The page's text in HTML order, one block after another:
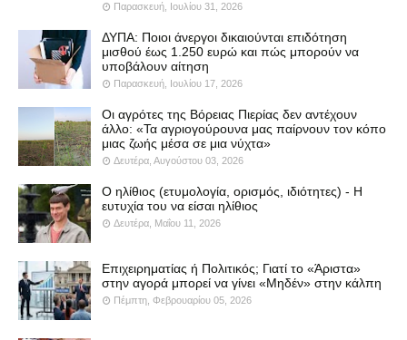
Παρασκευή, Ιουλίου 31, 2026
ΔΥΠΑ: Ποιοι άνεργοι δικαιούνται επιδότηση
μισθού έως 1.250 ευρώ και πώς μπορούν να
υποβάλουν αίτηση
Παρασκευή, Ιουλίου 17, 2026
Οι αγρότες της Βόρειας Πιερίας δεν αντέχουν
άλλο: «Τα αγριογούρουνα μας παίρνουν τον κόπο
μιας ζωής μέσα σε μια νύχτα»
Δευτέρα, Αυγούστου 03, 2026
Ο ηλίθιος (ετυμολογία, ορισμός, ιδιότητες) - Η
ευτυχία του να είσαι ηλίθιος
Δευτέρα, Μαΐου 11, 2026
Επιχειρηματίας ή Πολιτικός; Γιατί το «Άριστα»
στην αγορά μπορεί να γίνει «Μηδέν» στην κάλπη
Πέμπτη, Φεβρουαρίου 05, 2026